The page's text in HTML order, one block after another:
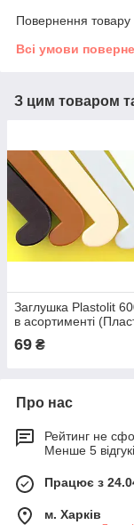
Повернення товару
Всі умови
З цим товаром
Заглушка Plastolit
в асортименті
69 ₴
Про нас
Рейтинг не
Менше 5
Працює з
м. Харків